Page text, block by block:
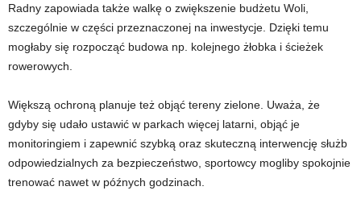
Radny zapowiada także walkę o zwiększenie budżetu Woli,
szczególnie w części przeznaczonej na inwestycje. Dzięki temu
mogłaby się rozpocząć budowa np. kolejnego żłobka i ścieżek
rowerowych.
Większą ochroną planuje też objąć tereny zielone. Uważa, że
gdyby się udało ustawić w parkach więcej latarni, objąć je
monitoringiem i zapewnić szybką oraz skuteczną interwencję służb
odpowiedzialnych za bezpieczeństwo, sportowcy mogliby spokojnie
trenować nawet w późnych godzinach.